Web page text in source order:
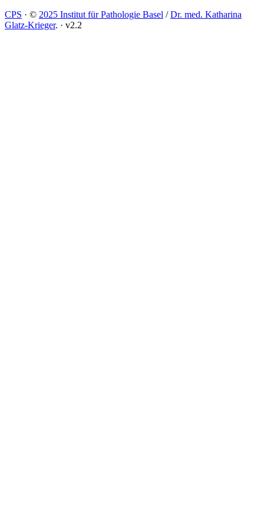
CPS · © 2025 Institut für Pathologie Basel /Dr. med. Katharina
Glatz-Krieger. · v2.2